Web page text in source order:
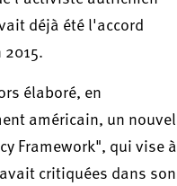
déjà été l'accord
2015.
élaboré, en
américain, un nouvel
Framework", qui vise à
critiquées dans son